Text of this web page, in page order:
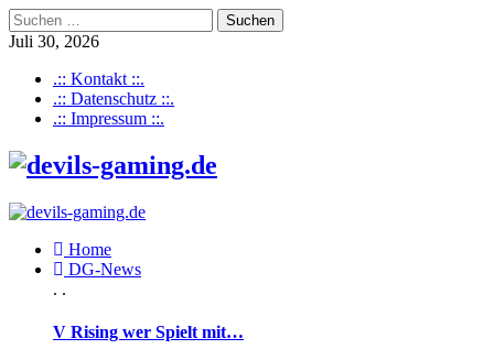
Suchen
nach:
Juli 30, 2026
.:: Kontakt ::.
.:: Datenschutz ::.
.:: Impressum ::.
Home
DG-News
. .
V Rising wer Spielt mit…